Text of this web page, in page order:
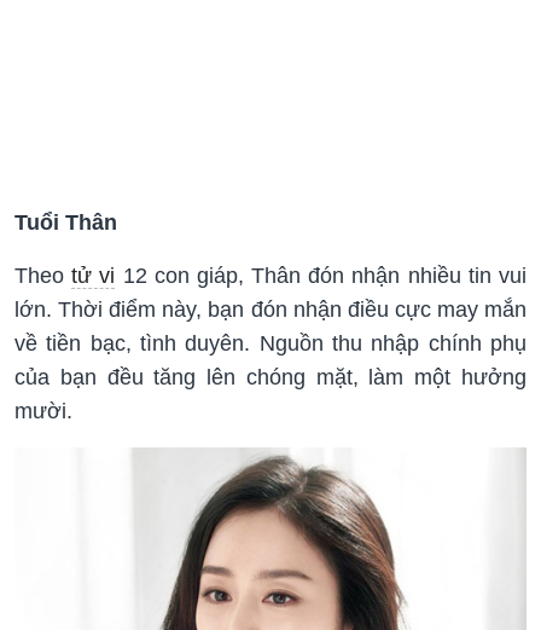
Tuổi Thân
Theotử vi 12 con giáp, Thân đón nhận nhiều tin vui
lớn. Thời điểm này, bạn đón nhận điều cực may mắn
về tiền bạc, tình duyên. Nguồn thu nhập chính phụ
của bạn đều tăng lên chóng mặt, làm một hưởng
mười.